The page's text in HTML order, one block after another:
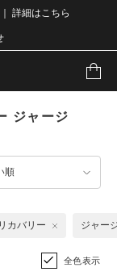
詳細はこちら
ジャージ
順
リカバリー ジャー
全色表示